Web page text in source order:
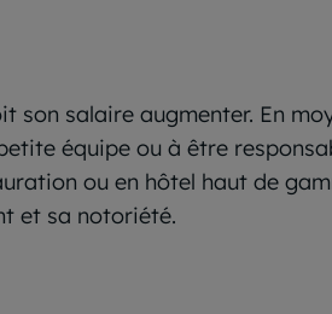
son salaire augmenter. En
équipe ou à être
ou en hôtel haut de
et sa notoriété.